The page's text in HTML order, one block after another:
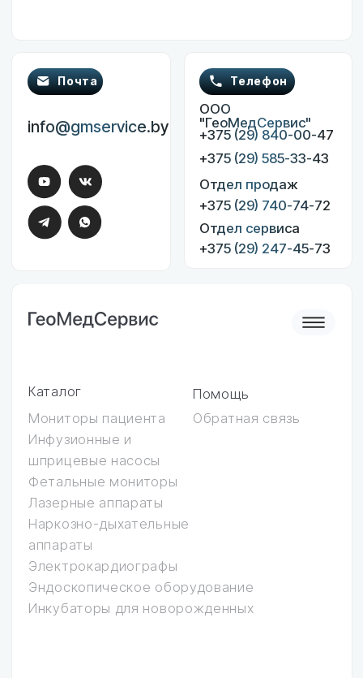
Разработка сайта
Политика конфиденциальности
Пользовательское соглашение